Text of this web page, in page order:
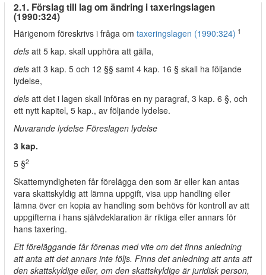
2.1. Förslag till lag om ändring i taxeringslagen
(1990:324)
Härigenom föreskrivs i fråga om taxeringslagen (1990:324) 1
dels att 5 kap. skall upphöra att gälla,
dels att 3 kap. 5 och 12 §§ samt 4 kap. 16 § skall ha följande
lydelse,
dels att det i lagen skall införas en ny paragraf, 3 kap. 6 §, och
ett nytt kapitel, 5 kap., av följande lydelse.
Nuvarande lydelse Föreslagen lydelse
3 kap.
5 §2
Skattemyndigheten får förelägga den som är eller kan antas
vara skattskyldig att lämna uppgift, visa upp handling eller
lämna över en kopia av handling som behövs för kontroll av att
uppgifterna i hans självdeklaration är riktiga eller annars för
hans taxering.
Ett föreläggande får förenas med vite om det finns anledning
att anta att det annars inte följs. Finns det anledning att anta att
den skattskyldige eller, om den skattskyldige är juridisk person,